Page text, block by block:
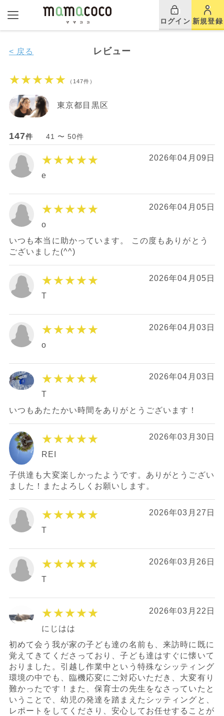
ログイン 新規登録
レビュー
< 戻る
★★★★★ （147件）
東京都目黒区
147件 41 〜 50件
★★★★★ 2026年04月09日
e
★★★★★ 2026年04月05日
o
いつも本当に助かっています。 この度もありがとう
ございました(^^)
★★★★★ 2026年04月05日
T
★★★★★ 2026年04月03日
o
★★★★★ 2026年04月03日
T
いつもあたたかい時間をありがとうございます！
★★★★★ 2026年03月30日
REI
子供達も大変楽しかったようです。ありがとうござい
ました！またよろしくお願いします。
★★★★★ 2026年03月27日
T
★★★★★ 2026年03月26日
T
★★★★★ 2026年03月22日
にじはは
初めて会う我が家の子ども達の名前も、来訪時に既に
覚えてきてくださっており、子ども達はすぐに懐いて
おりました。引越し作業中という特殊なシッティング
環境の中でも、臨機応変にご対応いただき、大変有り
難かったです！また、保育士の先生をなさっていたと
いうことで、幼児の発達を踏まえたシッティングと、
レポートをしてくださり、安心してお任せすることが